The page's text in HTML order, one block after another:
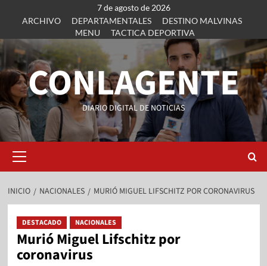
7 de agosto de 2026
ARCHIVO
DEPARTAMENTALES
DESTINO MALVINAS
MENU
TACTICA DEPORTIVA
CONLAGENTE
DIARIO DIGITAL DE NOTICIAS
INICIO NACIONALES MURIÓ MIGUEL LIFSCHITZ POR CORONAVIRUS
DESTACADO NACIONALES
Murió Miguel Lifschitz por
coronavirus